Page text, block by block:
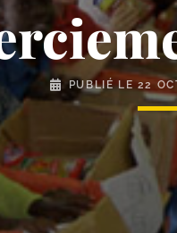
PUBLIÉ LE22